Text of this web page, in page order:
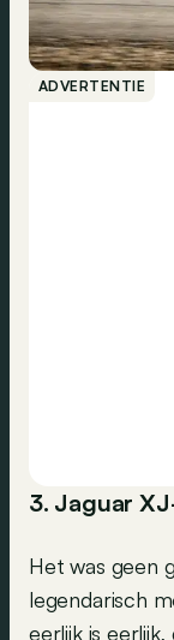
ADVERTENTIE
3. Jaguar
Het was geen
legendarisch
eerlijk is eerlijk,